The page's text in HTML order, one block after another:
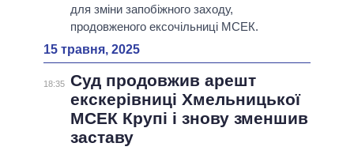
для зміни запобіжного заходу,
продовженого ексочільниці МСЕК.
15 травня, 2025
18:35 Суд продовжив арешт
екскерівниці Хмельницької
МСЕК Крупі і знову зменшив
заставу